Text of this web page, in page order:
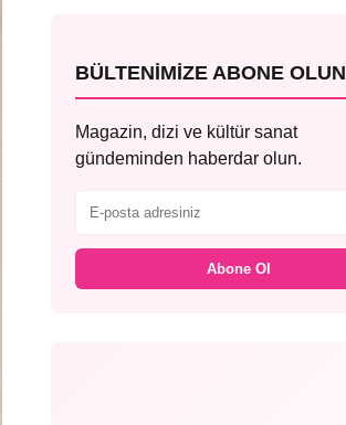
BÜLTENIMIZE ABONE OLUN
Magazin, dizi ve kültür sanat
gündeminden haberdar olun.
Abone Ol